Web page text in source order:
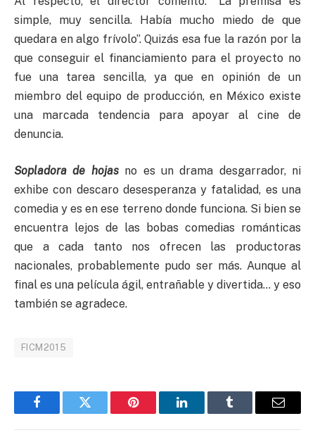
simple, muy sencilla. Había mucho miedo de que
quedara en algo frívolo”. Quizás esa fue la razón por la
que conseguir el financiamiento para el proyecto no
fue una tarea sencilla, ya que en opinión de un
miembro del equipo de producción, en México existe
una marcada tendencia para apoyar al cine de
denuncia.
Sopladora de hojasno es un drama desgarrador, ni
exhibe con descaro desesperanza y fatalidad, es una
comedia y es en ese terreno donde funciona. Si bien se
encuentra lejos de las bobas comedias románticas
que a cada tanto nos ofrecen las productoras
nacionales, probablemente pudo ser más. Aunque al
final es una película ágil, entrañable y divertida… y eso
también se agradece.
FICM2015
FacebookTwitter Pinterest LinkedInTumblr Email